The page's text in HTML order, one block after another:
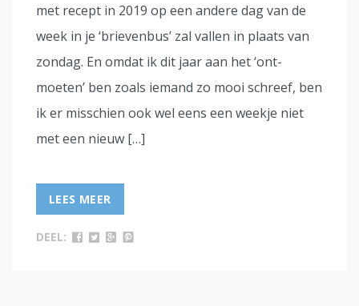
met recept in 2019 op een andere dag van de
week in je ‘brievenbus’ zal vallen in plaats van
zondag. En omdat ik dit jaar aan het ‘ont-
moeten’ ben zoals iemand zo mooi schreef, ben
ik er misschien ook wel eens een weekje niet
met een nieuw […]
LEES MEER
DEEL: